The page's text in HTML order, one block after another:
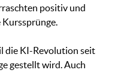
positiv und
die KI-Revolution seit
gestellt wird. Auch